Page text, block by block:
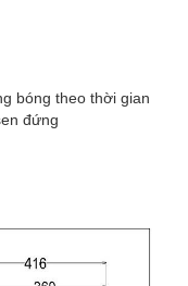
bóng theo thời gian
đứng